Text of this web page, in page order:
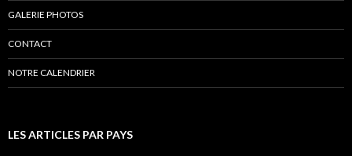
GALERIE PHOTOS
CONTACT
NOTRE CALENDRIER
LES ARTICLES PAR PAYS